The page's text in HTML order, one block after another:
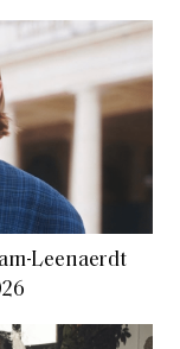
Leenaerdt